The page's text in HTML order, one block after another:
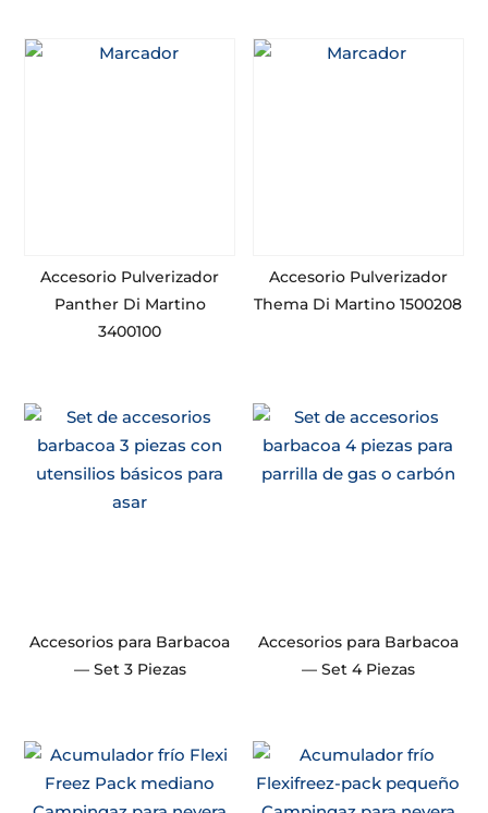
Accesorio Pulverizador
Panther Di Martino
3400100
Accesorio Pulverizador
Thema Di Martino 1500208
Accesorios para Barbacoa
— Set 3 Piezas
Accesorios para Barbacoa
— Set 4 Piezas